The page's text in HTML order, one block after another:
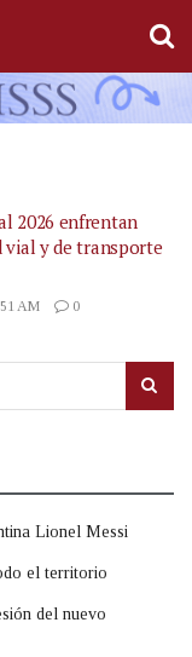
2026 enfrentan
vial y de transporte
AM
0
Lionel Messi
el territorio
del nuevo